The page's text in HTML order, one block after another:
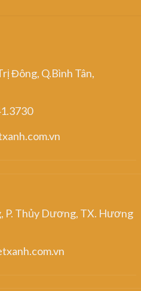
Đông, Q.Bình Tân,
Thủy Dương, TX. Hương